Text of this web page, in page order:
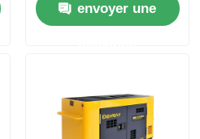
Jaune envoyer une